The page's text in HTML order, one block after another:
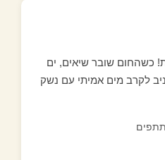
כשהחום שובר שיאים, ים
לקרב מים אמיתי עם נשק